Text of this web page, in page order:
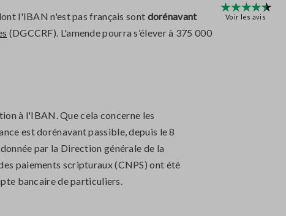
l'IBAN n'est pas français sont dorénavant
(DGCCRF). L'amende pourra s’élever à 375 000
à l'IBAN. Que cela concerne les
est dorénavant passible, depuis le 8
par la Direction générale de la
paiements scripturaux (CNPS) ont été
bancaire de particuliers.
Voir les avis